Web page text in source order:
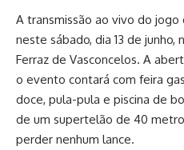
A transmissão ao vivo do
neste sábado, dia 13 de
Ferraz de Vasconcelos. A
o evento contará com feira
doce, pula-pula e piscina de
de um supertelão de 40
perder nenhum lance.